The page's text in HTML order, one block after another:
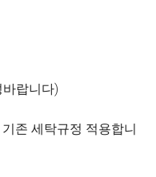
랍니다)
존 세탁규정 적용합니